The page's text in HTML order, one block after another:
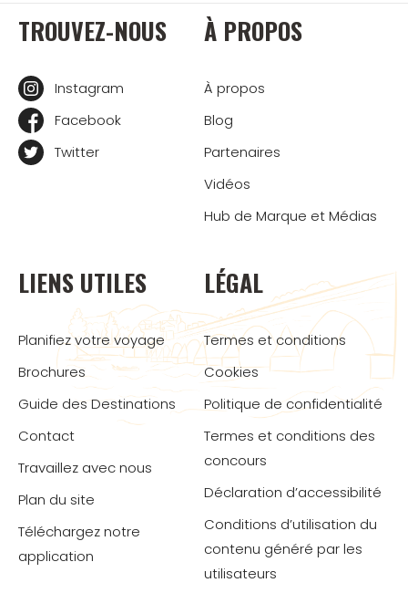
TROUVEZ-NOUS
Instagram
Facebook
Twitter
À PROPOS
À propos
Blog
Partenaires
Vidéos
Hub de Marque et Médias
LIENS UTILES
Planifiez votre voyage
Brochures
Guide des Destinations
Contact
Travaillez avec nous
Plan du site
Téléchargez notre
application
LÉGAL
Termes et conditions
Cookies
Politique de confidentialité
Termes et conditions des
concours
Déclaration d’accessibilité
Conditions d’utilisation du
contenu généré par les
utilisateurs